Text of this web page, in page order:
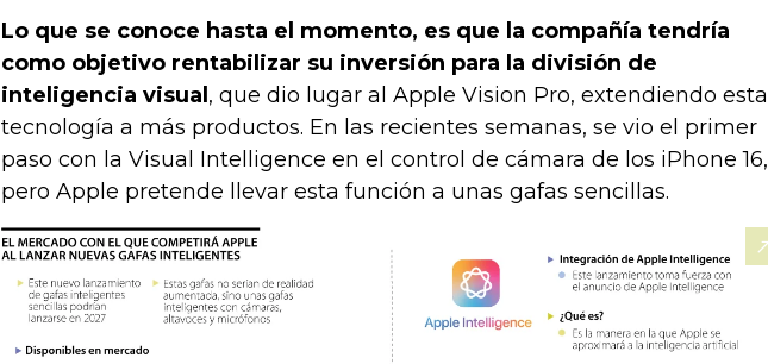
Lo que se conoce hasta el momento, es que la compañía tendría
como objetivo rentabilizar su inversión para la división de
inteligencia visual , que dio lugar al Apple Vision Pro, extendiendo esta
tecnología a más productos. En las recientes semanas, se vio el primer
paso con la Visual Intelligence en el control de cámara de los iPhone 16,
pero Apple pretende llevar esta función a unas gafas sencillas.